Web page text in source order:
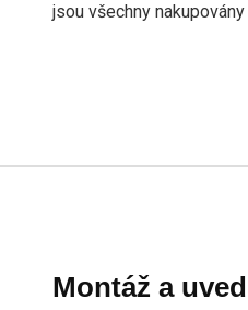
jsou všechny
Montáž a